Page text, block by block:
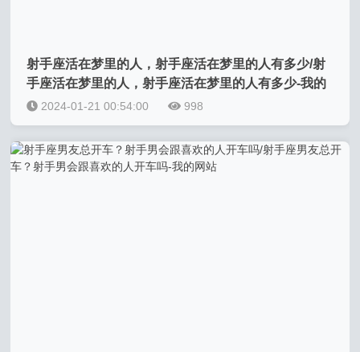
射手座活在梦里的人，射手座活在梦里的人有多少/射
手座活在梦里的人，射手座活在梦里的人有多少-我的
网站2024-01-21 00:54:00 998